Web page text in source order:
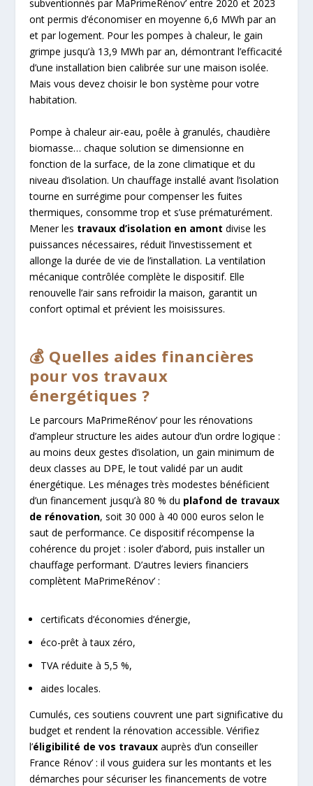
subventionnés par MaPrimeRénov’ entre 2020 et 2023
ont permis d’économiser en moyenne 6,6 MWh par an
et par logement. Pour les pompes à chaleur, le gain
grimpe jusqu’à 13,9 MWh par an, démontrant l’efficacité
d’une installation bien calibrée sur une maison isolée.
Mais vous devez choisir le bon système pour votre
habitation.
Pompe à chaleur air-eau, poêle à granulés, chaudière
biomasse… chaque solution se dimensionne en
fonction de la surface, de la zone climatique et du
niveau d’isolation. Un chauffage installé avant l’isolation
tourne en surrégime pour compenser les fuites
thermiques, consomme trop et s’use prématurément.
Mener les travaux d’isolation en amont divise les
puissances nécessaires, réduit l’investissement et
allonge la durée de vie de l’installation. La ventilation
mécanique contrôlée complète le dispositif. Elle
renouvelle l’air sans refroidir la maison, garantit un
confort optimal et prévient les moisissures.
💰 Quelles aides financières
pour vos travaux
énergétiques ?
Le parcours MaPrimeRénov’ pour les rénovations
d’ampleur structure les aides autour d’un ordre logique :
au moins deux gestes d’isolation, un gain minimum de
deux classes au DPE, le tout validé par un audit
énergétique. Les ménages très modestes bénéficient
d’un financement jusqu’à 80 % du plafond de travaux
de rénovation, soit 30 000 à 40 000 euros selon le
saut de performance. Ce dispositif récompense la
cohérence du projet : isoler d’abord, puis installer un
chauffage performant. D’autres leviers financiers
complètent MaPrimeRénov’ :
certificats d’économies d’énergie,
éco-prêt à taux zéro,
TVA réduite à 5,5 %,
aides locales.
Cumulés, ces soutiens couvrent une part significative du
budget et rendent la rénovation accessible. Vérifiez
l’éligibilité de vos travaux auprès d’un conseiller
France Rénov’ : il vous guidera sur les montants et les
démarches pour sécuriser les financements de votre